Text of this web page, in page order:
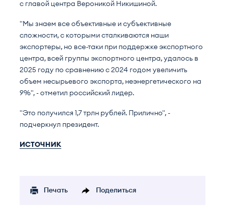
с главой центра Вероникой Никишиной.
"Мы знаем все объективные и субъективные
сложности, с которыми сталкиваются наши
экспортеры, но все-таки при поддержке экспортного
центра, всей группы экспортного центра, удалось в
2025 году по сравнению с 2024 годом увеличить
объем несырьевого экспорта, неэнергетического на
9%", - отметил российский лидер.
"Это получился 1,7 трлн рублей. Прилично", -
подчеркнул президент.
ИСТОЧНИК
Печать Поделиться